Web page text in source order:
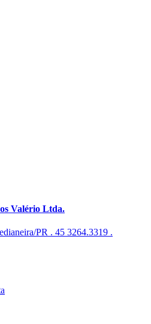
Valério Ltda.
PR . 45 3264.3319 .